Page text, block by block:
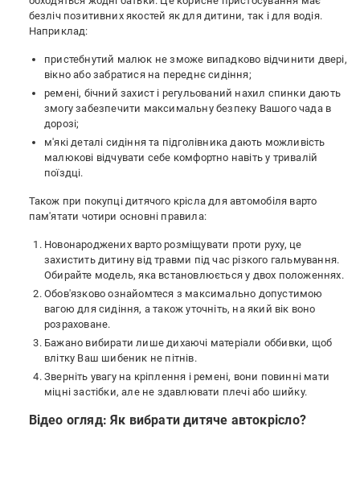
безліч позитивних якостей як для дитини, так і для водія.
Наприклад:
пристебнутий малюк не зможе випадково відчинити двері,
вікно або забратися на переднє сидіння;
ремені, бічний захист і регульований нахил спинки дають
змогу забезпечити максимальну безпеку Вашого чада в
дорозі;
м'які деталі сидіння та підголівника дають можливість
малюкові відчувати себе комфортно навіть у тривалій
поїздці.
Також при покупці дитячого крісла для автомобіля варто
пам'ятати чотири основні правила:
Новонароджених варто розміщувати проти руху, це
захистить дитину від травми під час різкого гальмування.
Обирайте модель, яка встановлюється у двох положеннях.
Обов'язково ознайомтеся з максимально допустимою
вагою для сидіння, а також уточніть, на який вік воно
розраховане.
Бажано вибирати лише дихаючі матеріали оббивки, щоб
влітку Ваш шибеник не пітнів.
Зверніть увагу на кріплення і ремені, вони повинні мати
міцні застібки, але не здавлювати плечі або шийку.
Відео огляд: Як вибрати дитяче автокрісло?